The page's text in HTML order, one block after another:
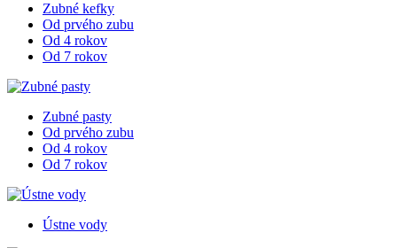
Zubné kefky
Od prvého zubu
Od 4 rokov
Od 7 rokov
Zubné pasty
Od prvého zubu
Od 4 rokov
Od 7 rokov
Ústne vody